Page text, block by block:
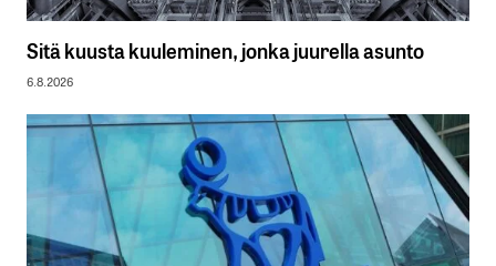
Sitä kuusta kuuleminen, jonka juurella asunto
6.8.2026